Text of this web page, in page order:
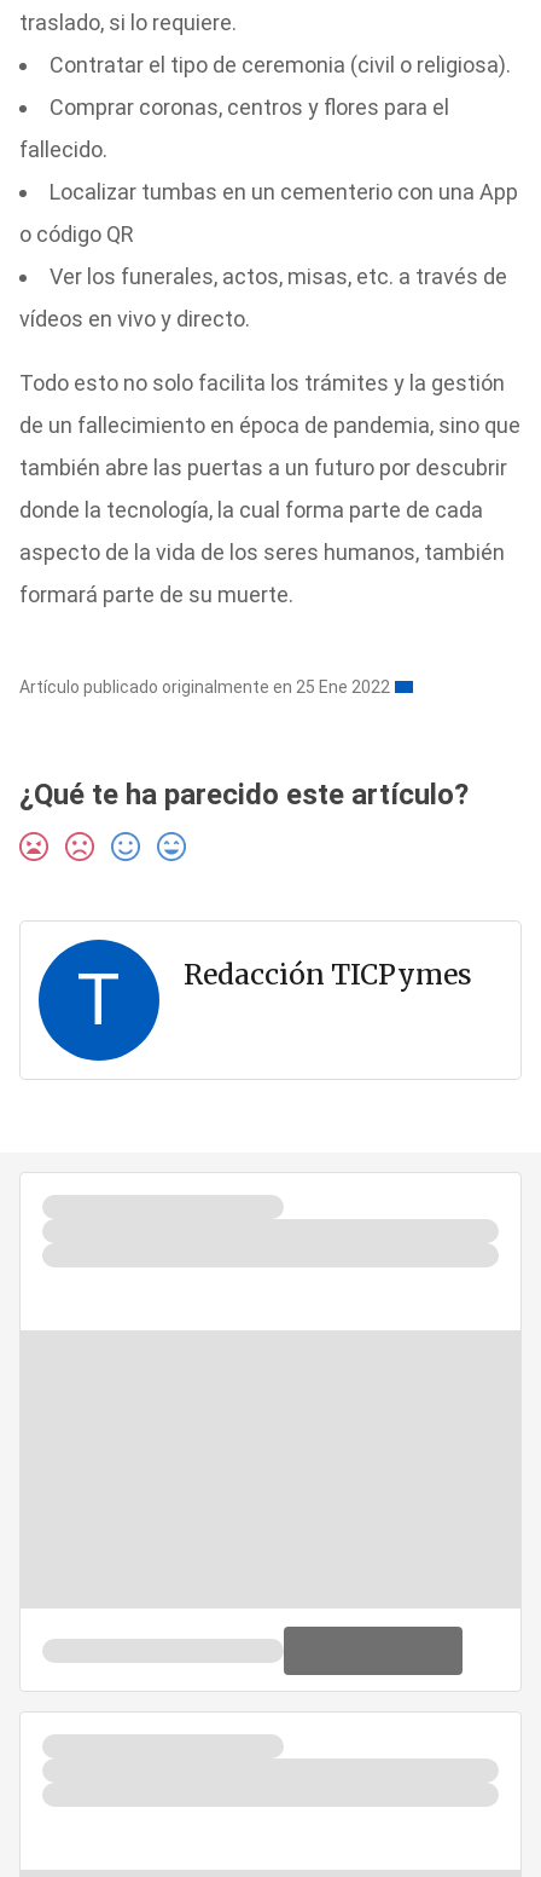
traslado, si lo requiere.
Contratar el tipo de ceremonia (civil o religiosa).
Comprar coronas, centros y flores para el
fallecido.
Localizar tumbas en un cementerio con una App
o código QR
Ver los funerales, actos, misas, etc. a través de
vídeos en vivo y directo.
Todo esto no solo facilita los trámites y la gestión
de un fallecimiento en época de pandemia, sino que
también abre las puertas a un futuro por descubrir
donde la tecnología, la cual forma parte de cada
aspecto de la vida de los seres humanos, también
formará parte de su muerte.
Artículo publicado originalmente en 25 Ene 2022
¿Qué te ha parecido este artículo?
T Redacción TICPymes